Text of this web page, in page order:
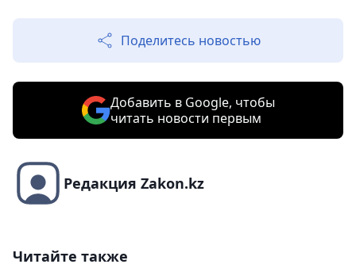
Поделитесь новостью
Добавить в Google, чтобы
читать новости первым
Редакция Zakon.kz
Читайте также